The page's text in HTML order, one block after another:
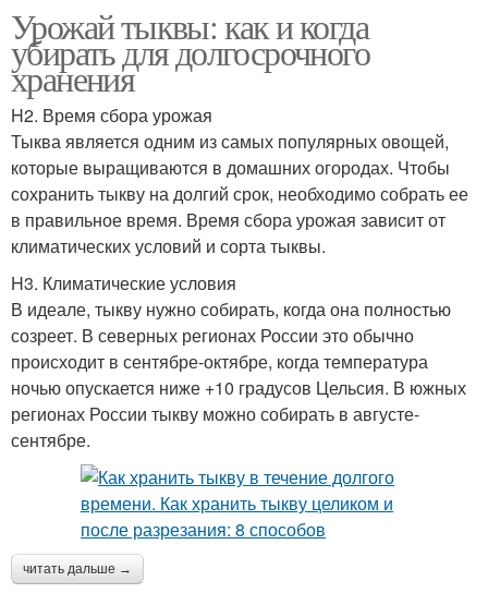
Урожай тыквы: как и когда
убирать для долгосрочного
хранения
H2. Время сбора урожая
Тыква является одним из самых популярных овощей,
которые выращиваются в домашних огородах. Чтобы
сохранить тыкву на долгий срок, необходимо собрать ее
в правильное время. Время сбора урожая зависит от
климатических условий и сорта тыквы.
H3. Климатические условия
В идеале, тыкву нужно собирать, когда она полностью
созреет. В северных регионах России это обычно
происходит в сентябре-октябре, когда температура
ночью опускается ниже +10 градусов Цельсия. В южных
регионах России тыкву можно собирать в августе-
сентябре.
читать дальше →